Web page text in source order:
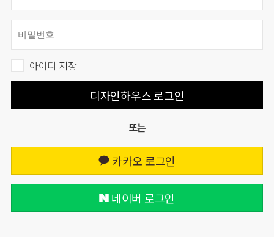
아이디 저장
디자인하우스 로그인
또는
카카오 로그인
네이버 로그인